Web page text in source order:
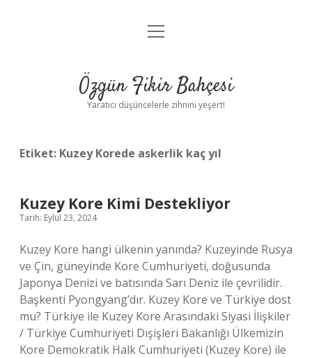
Anasayfa
Yasal Uyarı
menüyü
Özgün Fikir Bahçesi
Yaratıcı düşüncelerle zihnini yeşert!
Etiket: Kuzey Korede askerlik kaç yıl
Kuzey Kore Kimi Destekliyor
Tarih: Eylül 23, 2024
Kuzey Kore hangi ülkenin yanında? Kuzeyinde Rusya
ve Çin, güneyinde Kore Cumhuriyeti, doğusunda
Japonya Denizi ve batısında Sarı Deniz ile çevrilidir.
Başkenti Pyongyang’dır. Kuzey Kore ve Türkiye dost
mu? Türkiye ile Kuzey Kore Arasındaki Siyasi İlişkiler
/ Türkiye Cumhuriyeti Dışişleri Bakanlığı Ülkemizin
Kore Demokratik Halk Cumhuriyeti (Kuzey Kore) ile